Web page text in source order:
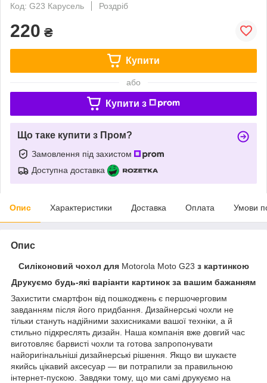
Код: G23 Карусель
Роздріб
220 ₴
Купити
або
Купити з
Що таке купити з Пром?
Замовлення під захистом
Доступна доставка
Опис Характеристики Доставка Оплата Умови
Опис
Силіконовий чохол для Motorola Moto G23 з картинкою
Друкуємо будь-які варіанти картинок за вашим бажанням
Захистити смартфон від пошкоджень є першочерговим
завданням після його придбання. Дизайнерські чохли не
тільки стануть надійними захисниками вашої техніки, а й
стильно підкреслять дизайн. Наша компанія вже довгий час
виготовляє барвисті чохли та готова запропонувати
найоригінальніші дизайнерські рішення. Якщо ви шукаєте
якийсь цікавий аксесуар — ви потрапили за правильною
інтернет-пускою. Завдяки тому, що ми самі друкуємо на